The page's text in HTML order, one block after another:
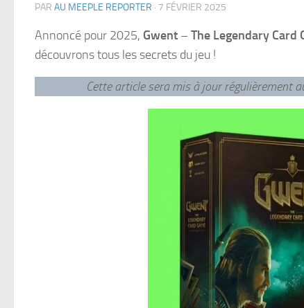
PAR AU MEEPLE REPORTER · 7 FÉVRIER 2025
Annoncé pour 2025, Gwent –The Legendary Card
découvrons tous les secrets du jeu !
Cette article sera mis à jour régulièrement